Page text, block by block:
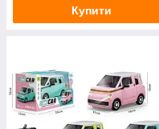
Купити